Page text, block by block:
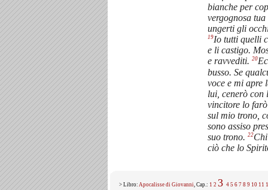
bianche per
vergognosa
ungerti gli
19Io tutti quelli
e li castigo.
e ravvediti. 20
busso. Se
voce e mi apre
lui, cenerò con
vincitore lo farò
sul mio trono,
sono assiso
suo trono. 22
ciò che lo
> Libro: Apocalisse di Giovanni, Cap.: 1 2 3 4 5 6 7 8 9 10 11